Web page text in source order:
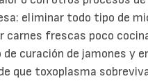
eliminar todo tipo de
carnes frescas poco
de curación de jamones
que toxoplasma